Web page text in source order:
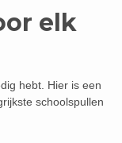
elk
hebt. Hier is een
schoolspullen